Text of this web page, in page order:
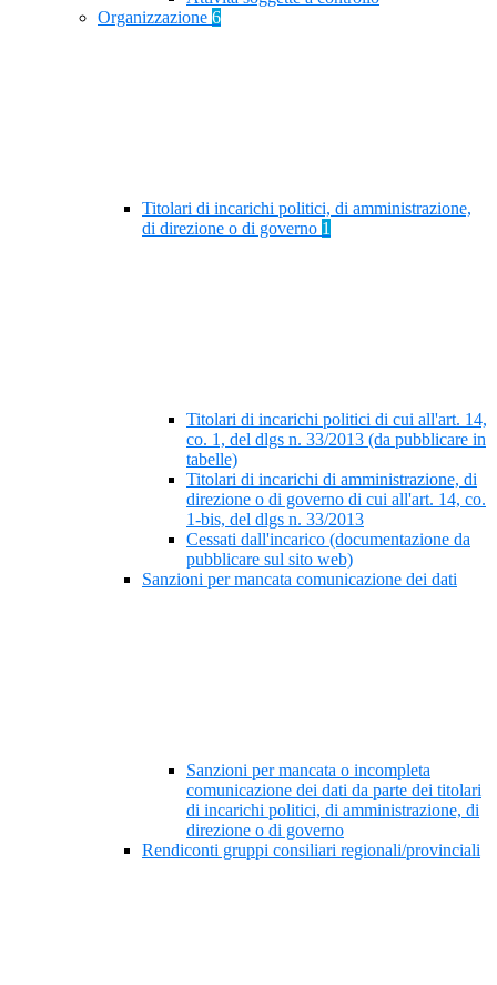
Organizzazione 6
Titolari di incarichi politici, di amministrazione,
di direzione o di governo 1
Titolari di incarichi politici di cui all'art. 14,
co. 1, del dlgs n. 33/2013 (da pubblicare in
tabelle)
Titolari di incarichi di amministrazione, di
direzione o di governo di cui all'art. 14, co.
1-bis, del dlgs n. 33/2013
Cessati dall'incarico (documentazione da
pubblicare sul sito web)
Sanzioni per mancata comunicazione dei dati
Sanzioni per mancata o incompleta
comunicazione dei dati da parte dei titolari
di incarichi politici, di amministrazione, di
direzione o di governo
Rendiconti gruppi consiliari regionali/provinciali